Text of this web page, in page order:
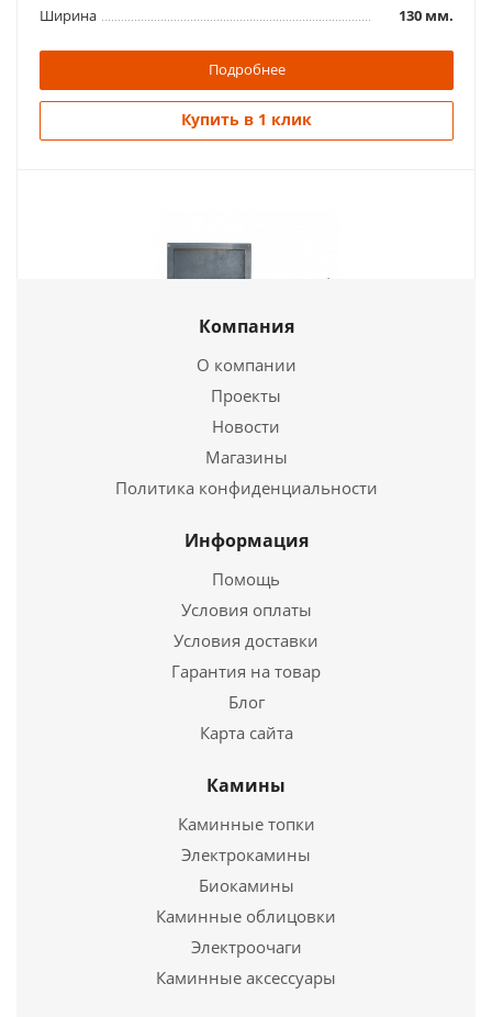
Задвижка печная ЗВ-1У, 130*130
Подробнее
Купить в 1 клик
Ширина
130 мм.
Подробнее
Купить в 1 клик
2727 LK Задвижка дымохода (270х270)
Купить в 1 клик
Задвижка печная ЗВ-1У, 130*130
Компания
О компании
Проекты
Новости
Магазины
Политика конфиденциальности
Информация
Помощь
Условия оплаты
Условия доставки
Гарантия на товар
Блог
Карта сайта
Камины
Каминные топки
Электрокамины
Биокамины
Каминные облицовки
Электроочаги
Каминные аксессуары